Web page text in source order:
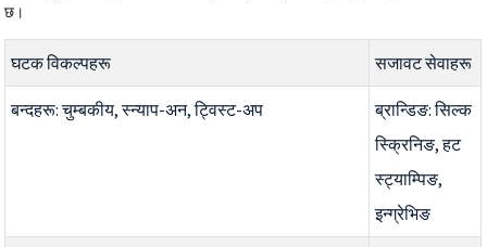
छ।
घटक विकल्पहरू सजावट सेवाहरू
बन्दहरू: चुम्बकीय, स्न्याप-अन, ट्विस्ट-अप
ब्रान्डिङ: सिल्क
स्क्रिनिङ, हट
स्ट्याम्पिङ,
इन्ग्रेभिङ